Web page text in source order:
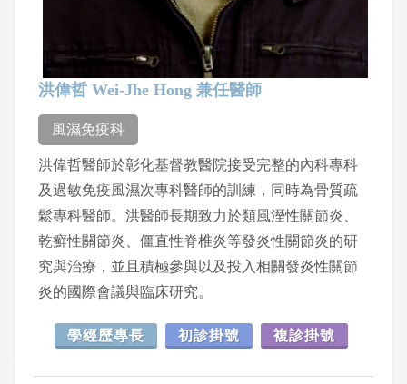
洪偉哲 Wei-Jhe Hong 兼任醫師
風濕免疫科
洪偉哲醫師於彰化基督教醫院接受完整的內科專科
及過敏免疫風濕次專科醫師的訓練，同時為骨質疏
鬆專科醫師。洪醫師長期致力於類風溼性關節炎、
乾癬性關節炎、僵直性脊椎炎等發炎性關節炎的研
究與治療，並且積極參與以及投入相關發炎性關節
炎的國際會議與臨床研究。
學經歷專長 初診掛號 複診掛號